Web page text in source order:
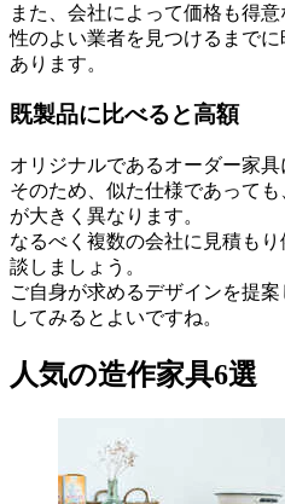
また、会社によって価格も得
性のよい業者を見つけるまで
あります。
既製品に比べると高額
オリジナルであるオーダー家具
そのため、似た仕様であって
が大きく異なります。
なるべく複数の会社に見積も
談しましょう。
ご自身が求めるデザインを提
してみるとよいですね。
人気の造作家具6選